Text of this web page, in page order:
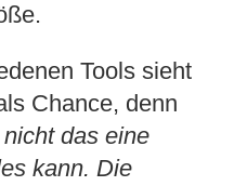
Tools sieht
Chance, denn
das eine
kann. Die